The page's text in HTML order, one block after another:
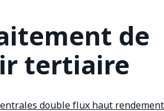
de
tertiaire
double flux haut rendement